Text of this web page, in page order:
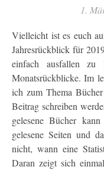
1.
Vielleicht ist es euch aufgefallen, bisher gab es hier gar keinen
Jahresrückblick für
einfach ausfallen zu
Monatsrückblicke. Im
ich zum Thema
Beitrag schreiben
gelesene Bücher
gelesene Seiten und
nicht, wann eine
Daran zeigt sich